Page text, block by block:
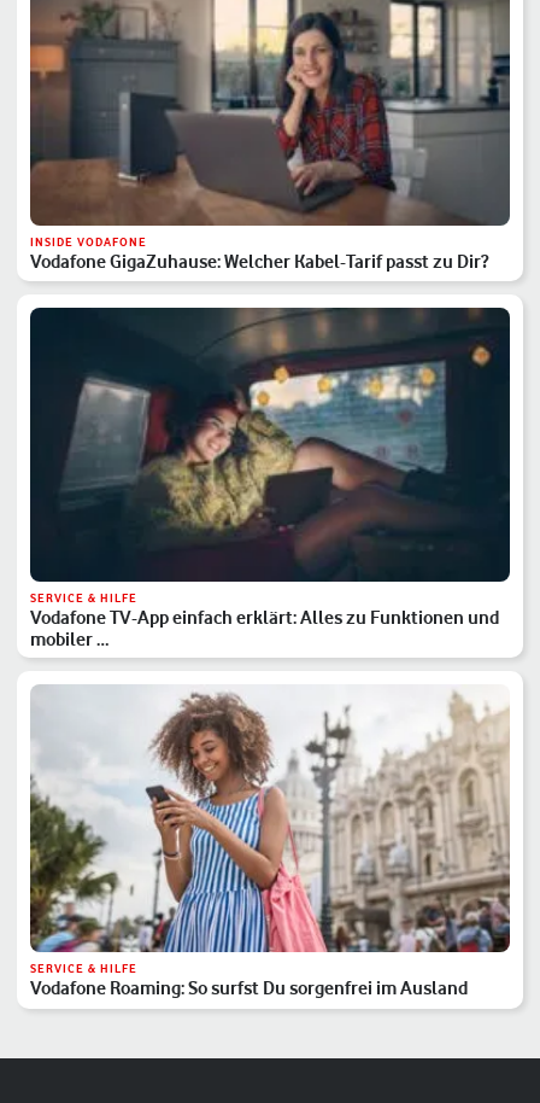
INSIDE VODAFONE
Vodafone GigaZuhause: Welcher Kabel-Tarif passt zu Dir?
SERVICE & HILFE
Vodafone TV-App einfach erklärt: Alles zu Funktionen und
mobiler …
SERVICE & HILFE
Vodafone Roaming: So surfst Du sorgenfrei im Ausland